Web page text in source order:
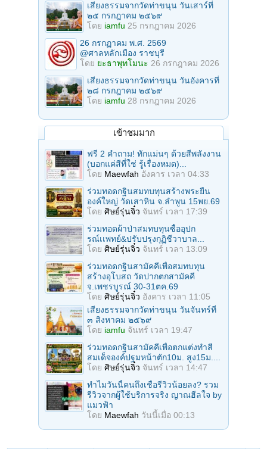
เสียงธรรมจากวัดท่าขนุน วันเสาร์ที่
๒๕ กรกฎาคม ๒๕๖๙
โดย iamfu 25 กรกฎาคม 2026
26 กรกฏาคม พ.ศ. 2569
@ศาลหลักเมือง ราชบุรี
โดย ยะธาพุทโมนะ 26 กรกฎาคม 2026
เสียงธรรมจากวัดท่าขนุน วันอังคารที่
๒๘ กรกฎาคม ๒๕๖๙
โดย iamfu 28 กรกฎาคม 2026
เข้าชมมาก
ฟรี 2 คำถาม! ทักแม่นๆ ด้วยสีพลังงาน
(บอกแค่สีที่ใช่ รู้เรื่องหมด)...
โดย Maewfah อังคาร เวลา 04:33
ร่วมทอดกฐินสมทบทุนสร้างพระยืน
องค์ใหญ่ วัดเสาหิน จ.ลําพูน 15พย.69
โดย ศิษย์รุ่นจิ๋ว จันทร์ เวลา 17:39
ร่วมทอดผ้าป่าสมทบทุนซื้ออุปก
รณ์เเพทย์&ปรับปรุงกุฏิชีวาบาล...
โดย ศิษย์รุ่นจิ๋ว จันทร์ เวลา 13:09
ร่วมทอดกฐินสามัคคีเพื่อสมทบทุน
สร้างอุโบสถ วัดปากตกสามัคคี
จ.เพชรบูรณ์ 30-31ตค.69
โดย ศิษย์รุ่นจิ๋ว อังคาร เวลา 11:05
เสียงธรรมจากวัดท่าขนุน วันจันทร์ที่
๓ สิงหาคม ๒๕๖๙
โดย iamfu จันทร์ เวลา 19:47
ร่วมทอดกฐินสามัคคีเพื่อตกแต่งทำสี
สมเด็จองค์ปฐมหน้าตัก10ม. สูง15ม....
โดย ศิษย์รุ่นจิ๋ว จันทร์ เวลา 14:47
ทำไมวันนี้คนถึงเชื่อรีวิวน้อยลง? รวม
รีวิวจากผู้ใช้บริการจริง ญาณฮีลใจ by
แมวฟ้า
โดย Maewfah วันนี้เมื่อ 00:13